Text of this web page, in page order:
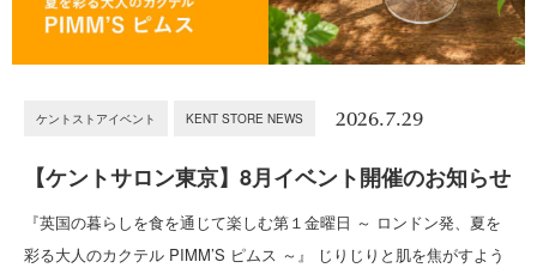
ケントストアイベント KENT STORE NEWS 2026.7.29
【ケントサロン東京】8月イベント開催のお知らせ
『英国の暮らしを食を通じて楽しむ第１金曜日 ～ ロンドン発、夏を
彩る大人のカクテル PIMM’S ピムス ～』 じりじりと肌を焦がすよう